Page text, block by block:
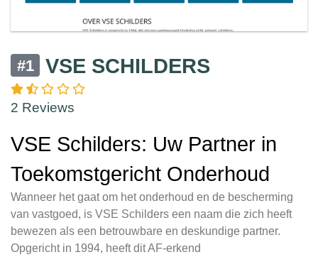
#1 VSE SCHILDERS
2 Reviews
VSE Schilders: Uw Partner in
Toekomstgericht Onderhoud
Wanneer het gaat om het onderhoud en de bescherming
van vastgoed, is VSE Schilders een naam die zich heeft
bewezen als een betrouwbare en deskundige partner.
Opgericht in 1994, heeft dit AF-erkend